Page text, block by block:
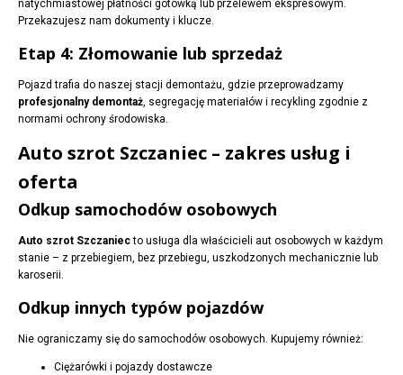
natychmiastowej płatności gotówką lub przelewem ekspresowym.
Przekazujesz nam dokumenty i klucze.
Etap 4: Złomowanie lub sprzedaż
Pojazd trafia do naszej stacji demontażu, gdzie przeprowadzamy
profesjonalny demontaż, segregację materiałów i recykling zgodnie z
normami ochrony środowiska.
Auto szrot Szczaniec – zakres usług i
oferta
Odkup samochodów osobowych
Auto szrot Szczaniecto usługa dla właścicieli aut osobowych w każdym
stanie – z przebiegiem, bez przebiegu, uszkodzonych mechanicznie lub
karoserii.
Odkup innych typów pojazdów
Nie ograniczamy się do samochodów osobowych. Kupujemy również:
Ciężarówki i pojazdy dostawcze